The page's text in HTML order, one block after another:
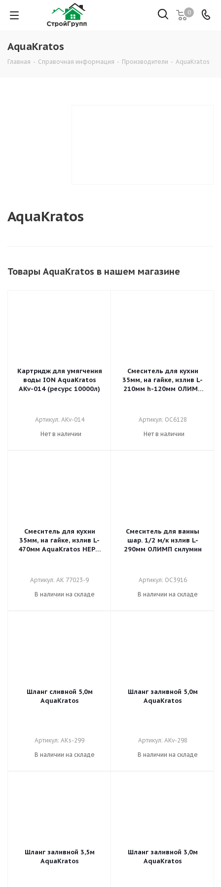
0
AquaKratos
Главная - Справочная информация - Производители - AquaKratos
AquaKratos
Товары AquaKratos в нашем магазине
Картридж для умягчения
воды ION AquaKratos
AKv-014 (ресурс 10000л)
Артикул: AKv-014
Нет в наличии
Смеситель для кухни
35мм, на гайке, излив L-
210мм h-120мм ОЛИМП
Артикул: ОС6128
Нет в наличии
Смеситель для кухни
35мм, на гайке, излив L-
470мм AquaKratos НЕРЖ
Артикул: AK 77023-9
В наличии на складе
Смеситель для ванны
шар. 1/2 м/к излив L-
290мм ОЛИМП силумин
Артикул: ОС3916
В наличии на складе
Шланг сливной 5,0м
AquaKratos
Артикул: AKs-299
В наличии на складе
Шланг заливной 5,0м
AquaKratos
Артикул: AKv-298
В наличии на складе
Шланг заливной 3,5м
AquaKratos
Шланг заливной 3,0м
AquaKratos